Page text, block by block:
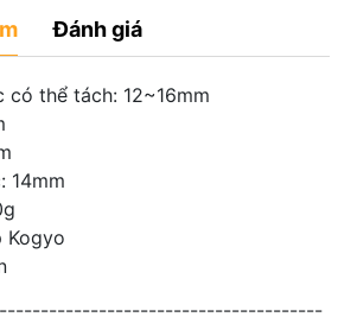
Đánh giá
thể tách: 12~16mm
14mm
Kogyo